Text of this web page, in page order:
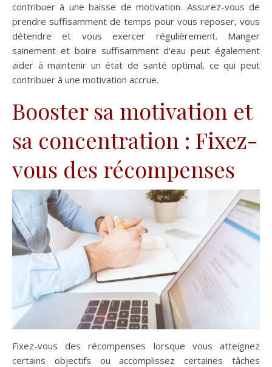
contribuer à une baisse de motivation. Assurez-vous de
prendre suffisamment de temps pour vous reposer, vous
détendre et vous exercer régulièrement. Manger
sainement et boire suffisamment d'eau peut également
aider à maintenir un état de santé optimal, ce qui peut
contribuer à une motivation accrue.
Booster sa motivation et
sa concentration : Fixez-
vous des récompenses
Fixez-vous des récompenses lorsque vous atteignez
certains objectifs ou accomplissez certaines tâches